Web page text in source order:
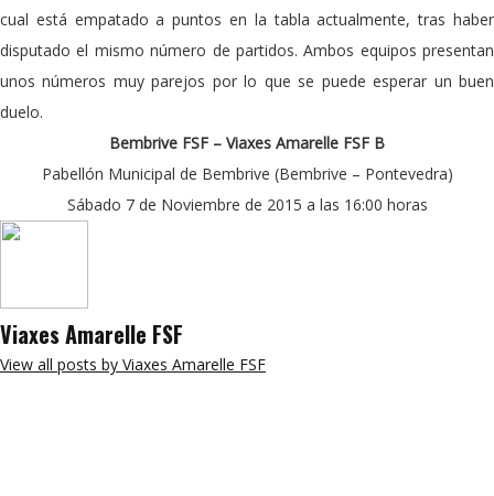
cual está empatado a puntos en la tabla actualmente, tras haber
disputado el mismo número de partidos. Ambos equipos presentan
unos números muy parejos por lo que se puede esperar un buen
duelo.
Bembrive FSF – Viaxes Amarelle FSF B
Pabellón Municipal de Bembrive (Bembrive – Pontevedra)
Sábado 7 de Noviembre de 2015 a las 16:00 horas
Viaxes Amarelle FSF
View all posts by Viaxes Amarelle FSF